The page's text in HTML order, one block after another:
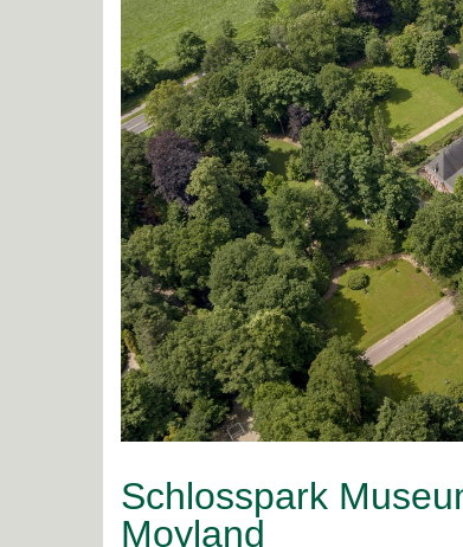
Schlosspark
Moyland